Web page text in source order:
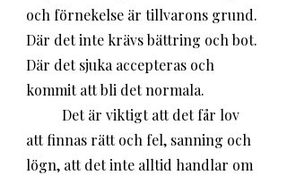
och förnekelse är tillvarons grund.
Där det inte krävs bättring och bot.
Där det sjuka accepteras och
kommit att bli det normala.
att finnas rätt och fel, sanning och
lögn, att det inte alltid handlar om